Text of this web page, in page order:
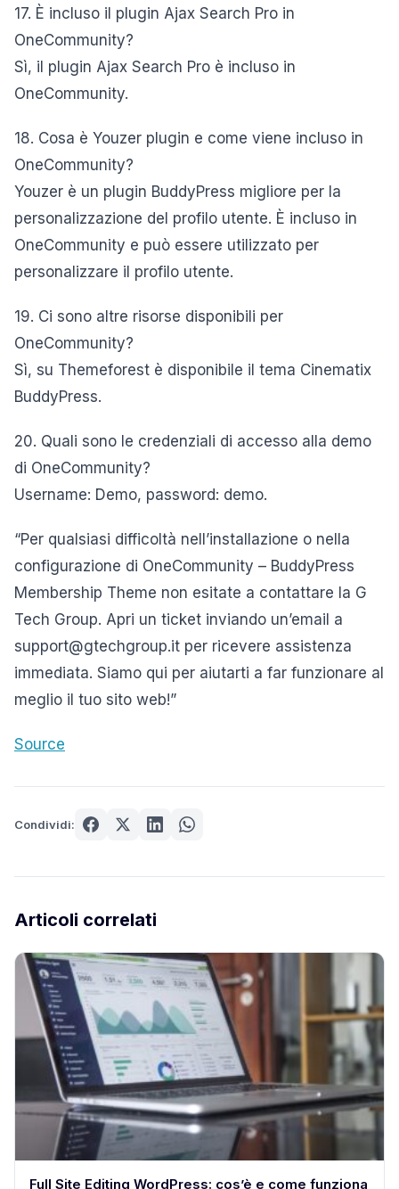
17. È incluso il plugin Ajax Search Pro in
OneCommunity?
Sì, il plugin Ajax Search Pro è incluso in
OneCommunity.
18. Cosa è Youzer plugin e come viene incluso in
OneCommunity?
Youzer è un plugin BuddyPress migliore per la
personalizzazione del profilo utente. È incluso in
OneCommunity e può essere utilizzato per
personalizzare il profilo utente.
19. Ci sono altre risorse disponibili per
OneCommunity?
Sì, su Themeforest è disponibile il tema Cinematix
BuddyPress.
20. Quali sono le credenziali di accesso alla demo
di OneCommunity?
Username: Demo, password: demo.
“Per qualsiasi difficoltà nell’installazione o nella
configurazione di OneCommunity – BuddyPress
Membership Theme non esitate a contattare la G
Tech Group. Apri un ticket inviando un’email a
support@gtechgroup.it per ricevere assistenza
immediata. Siamo qui per aiutarti a far funzionare al
meglio il tuo sito web!”
Source
Condividi:
Articoli correlati
Full Site Editing WordPress: cos’è e come funziona